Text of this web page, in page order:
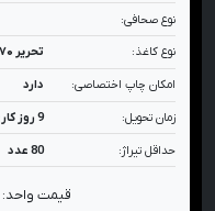
نوع صحافی:
نوع کاغذ: تحریر ۷۰ گرم
امکان چاپ اختصاصی: دارد
زمان تحویل: 9 روز کاری
حداقل تیراژ: 80 عدد
قیمت واحد: